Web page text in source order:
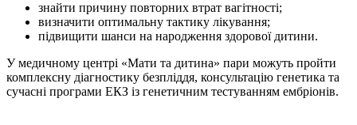
знайти причину повторних втрат вагітності;
визначити оптимальну тактику лікування;
підвищити шанси на народження здорової дитини.
У медичному центрі «Мати та дитина» пари можуть пройти
комплексну діагностику безпліддя, консультацію генетика та
сучасні програми ЕКЗ із генетичним тестуванням ембріонів.